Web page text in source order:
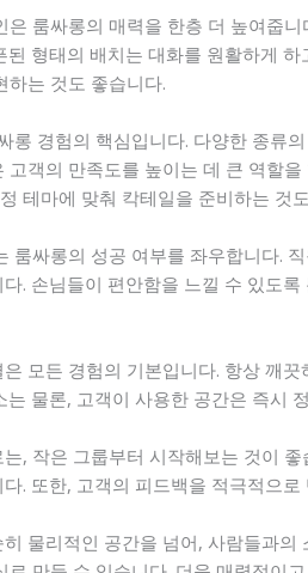
은 룸싸롱의 매력을 한층 더 높여줍
된 형태의 배치는 대화를 원활하게
하는 것도 좋습니다.
롱 경험의 핵심입니다. 다양한 종류
고객의 만족도를 높이는 데 큰 역할
테마에 맞춰 칵테일을 준비하는 것
룸싸롱의 성공 여부를 좌우합니다.
. 손님들이 편안함을 느낄 수 있도
모든 경험의 기본입니다. 항상 깨
물론, 고객이 사용한 공간은 즉시
, 작은 그룹부터 시작해보는 것이
. 또한, 고객의 피드백을 적극적으
물리적인 공간을 넘어, 사람들과